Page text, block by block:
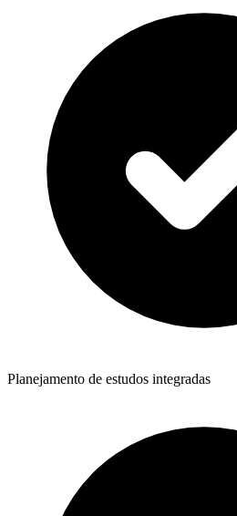
Planejamento de estudos integradas